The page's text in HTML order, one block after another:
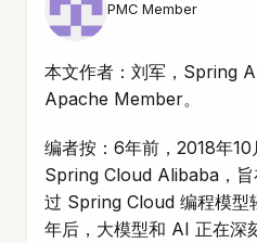
PMC Member
本文作者：刘军，Spring
Apache Member。
编者按：6年前，2018年
Spring Cloud Alibaba，
过 Spring Cloud 编程模型
年后，大模型和 AI 正在深